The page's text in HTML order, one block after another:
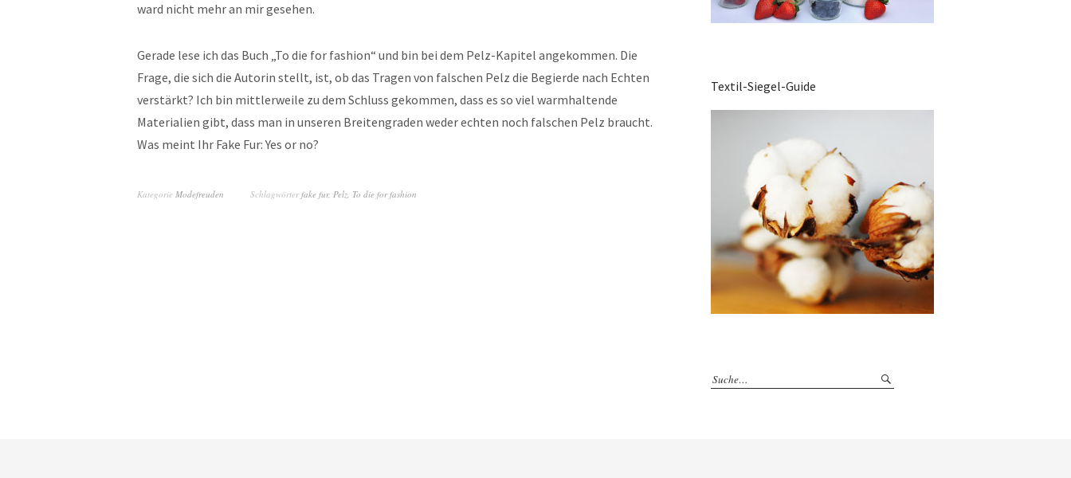
ward nicht mehr an mir gesehen.
Gerade lese ich das Buch „To die for fashion“ und bin bei dem Pelz-Kapitel angekommen. Die
Frage, die sich die Autorin stellt, ist, ob das Tragen von falschen Pelz die Begierde nach Echten
verstärkt? Ich bin mittlerweile zu dem Schluss gekommen, dass es so viel warmhaltende
Materialien gibt, dass man in unseren Breitengraden weder echten noch falschen Pelz braucht.
Was meint Ihr Fake Fur: Yes or no?
Kategorie Modefreuden Schlagwörterfake fur, Pelz, To die for fashion
Textil-Siegel-Guide